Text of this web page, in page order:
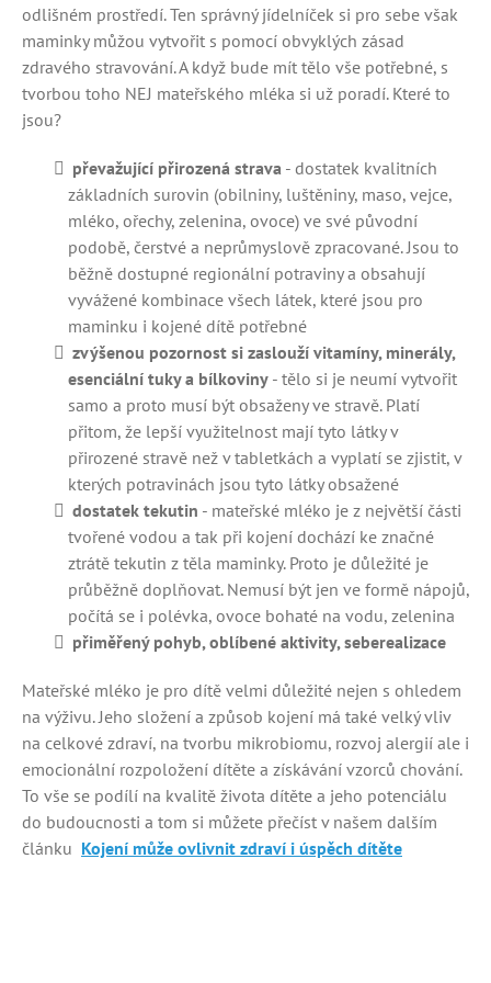
odlišném prostředí. Ten správný jídelníček si pro sebe však
maminky můžou vytvořit s pomocí obvyklých zásad
zdravého stravování. A když bude mít tělo vše potřebné, s
tvorbou toho NEJ mateřského mléka si už poradí. Které to
jsou?
převažující přirozená strava - dostatek kvalitních
základních surovin (obilniny, luštěniny, maso, vejce,
mléko, ořechy, zelenina, ovoce) ve své původní
podobě, čerstvé a neprůmyslově zpracované. Jsou to
běžně dostupné regionální potraviny a obsahují
vyvážené kombinace všech látek, které jsou pro
maminku i kojené dítě potřebné
zvýšenou pozornost si zaslouží vitamíny, minerály,
esenciální tuky a bílkoviny - tělo si je neumí vytvořit
samo a proto musí být obsaženy ve stravě. Platí
přitom, že lepší využitelnost mají tyto látky v
přirozené stravě než v tabletkách a vyplatí se zjistit, v
kterých potravinách jsou tyto látky obsažené
dostatek tekutin - mateřské mléko je z největší části
tvořené vodou a tak při kojení dochází ke značné
ztrátě tekutin z těla maminky. Proto je důležité je
průběžně doplňovat. Nemusí být jen ve formě nápojů,
počítá se i polévka, ovoce bohaté na vodu, zelenina
přiměřený pohyb, oblíbené aktivity, seberealizace
Mateřské mléko je pro dítě velmi důležité nejen s ohledem
na výživu. Jeho složení a způsob kojení má také velký vliv
na celkové zdraví, na tvorbu mikrobiomu, rozvoj alergií ale i
emocionální rozpoložení dítěte a získávání vzorců chování.
To vše se podílí na kvalitě života dítěte a jeho potenciálu
do budoucnosti a tom si můžete přečíst v našem dalším
článku Kojení může ovlivnit zdraví i úspěch dítěte